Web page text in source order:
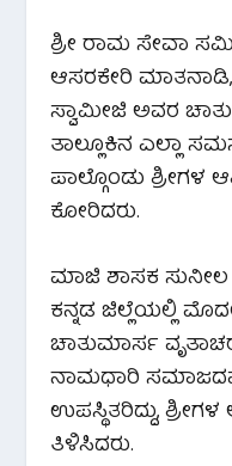
ಶ್ರೀ ರಾಮ ಸೇವಾ
ಆಸರಕೇರಿ ಮಾತನಾಡಿ,
ಸ್ವಾಮೀಜಿ ಅವರ
ತಾಲ್ಲೂಕಿನ ಎಲ್ಲಾ
ಪಾಲ್ಗೊಂಡು
ಕೋರಿದರು.
ಮಾಜಿ ಶಾಸಕ
ಕನ್ನಡ ಜಿಲ್ಲೆಯಲ್ಲಿ
ಚಾತುಮಾರ್ಸ
ನಾಮಧಾರಿ
ಉಪಸ್ಥಿತರಿದ್ದು,
ತಿಳಿಸಿದರು.